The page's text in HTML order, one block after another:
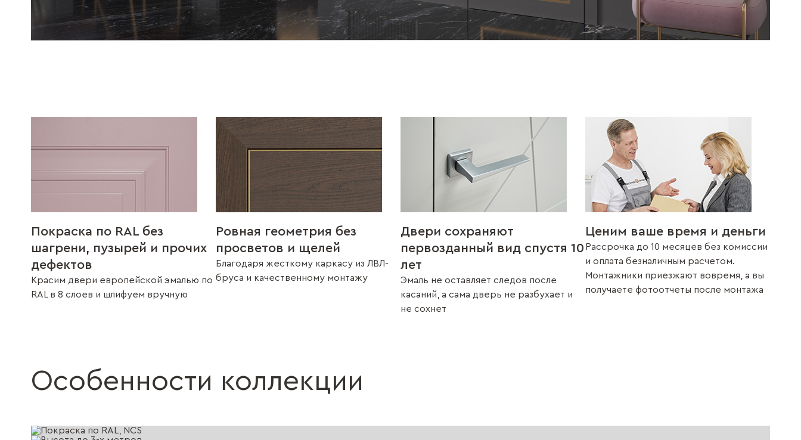
Покраска по RAL без
шагрени, пузырей и прочих
дефектов
Красим двери европейской эмалью по
RAL в 8 слоев и шлифуем вручную
Ровная геометрия без
просветов и щелей
Благодаря жесткому каркасу из ЛВЛ-
бруса и качественному монтажу
Двери сохраняют
первозданный вид спустя 10
лет
Эмаль не оставляет следов после
касаний, а сама дверь не разбухает и
не сохнет
Ценим ваше время и деньги
Рассрочка до 10 месяцев без комиссии
и оплата безналичным расчетом.
Монтажники приезжают вовремя, а вы
получаете фотоотчеты после монтажа
Особенности коллекции